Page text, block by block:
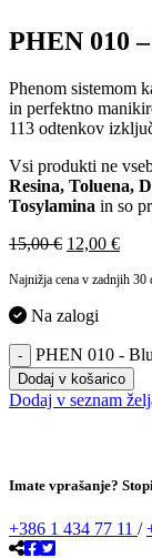
PHEN 010
Phenom sistemom
in perfektno
113 odtenkov
Vsi produkti ne
Resina, Toluena,
Tosylamina in so
15,00€ 12,00 €
Najnižja cena v zadnjih 30
Na zalogi
- PHEN 010 -
Dodaj v košarico
Dodaj v seznam
Imate vprašanje?
+386 1 434 77 11 /